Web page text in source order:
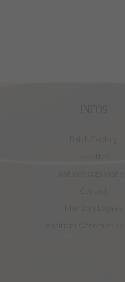
INFOS
Batch Cooking
Astuces organisation